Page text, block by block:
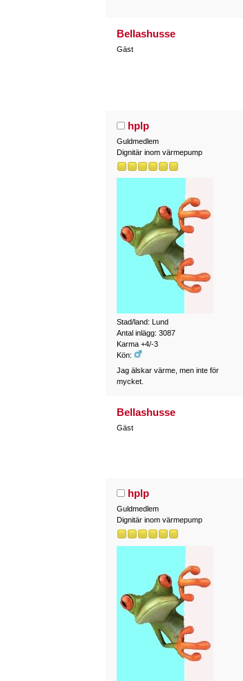
Bellashusse
Gäst
hplp
Guldmedlem
Dignitär inom värmepump
Stad/land: Lund
Antal inlägg: 3087
Karma +4/-3
Kön:
Jag älskar värme, men inte för
mycket.
Bellashusse
Gäst
hplp
Guldmedlem
Dignitär inom värmepump